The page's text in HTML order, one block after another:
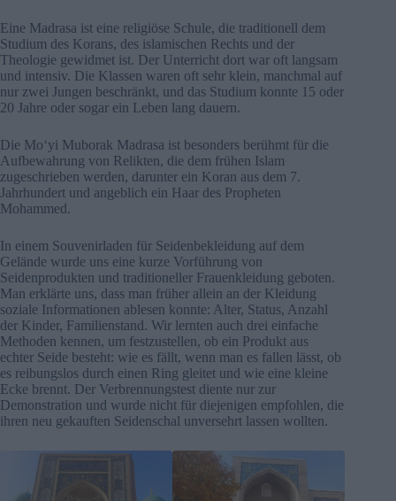
Eine Madrasa ist eine religiöse Schule, die traditionell dem
Studium des Korans, des islamischen Rechts und der
Theologie gewidmet ist. Der Unterricht dort war oft langsam
und intensiv. Die Klassen waren oft sehr klein, manchmal auf
nur zwei Jungen beschränkt, und das Studium konnte 15 oder
20 Jahre oder sogar ein Leben lang dauern.
Die Moʻyi Muborak Madrasa ist besonders berühmt für die
Aufbewahrung von Relikten, die dem frühen Islam
zugeschrieben werden, darunter ein Koran aus dem 7.
Jahrhundert und angeblich ein Haar des Propheten
Mohammed.
In einem Souvenirladen für Seidenbekleidung auf dem
Gelände wurde uns eine kurze Vorführung von
Seidenprodukten und traditioneller Frauenkleidung geboten.
Man erklärte uns, dass man früher allein an der Kleidung
soziale Informationen ablesen konnte: Alter, Status, Anzahl
der Kinder, Familienstand. Wir lernten auch drei einfache
Methoden kennen, um festzustellen, ob ein Produkt aus
echter Seide besteht: wie es fällt, wenn man es fallen lässt, ob
es reibungslos durch einen Ring gleitet und wie eine kleine
Ecke brennt. Der Verbrennungstest diente nur zur
Demonstration und wurde nicht für diejenigen empfohlen, die
ihren neu gekauften Seidenschal unversehrt lassen wollten.